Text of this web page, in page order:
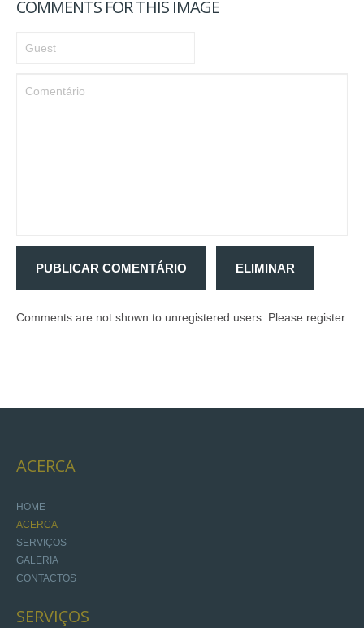
IDEALIZAÇÃO/PROJEÇÃO/DECORAÇÃO
MOBILIÁRIO
CONTACTOS
COMMENTS FOR THIS IMAGE
PUBLICAR COMENTÁRIO ELIMINAR
Comments are not shown to unregistered users. Please register
ACERCA
HOME
ACERCA
SERVIÇOS
GALERIA
CONTACTOS
SERVIÇOS